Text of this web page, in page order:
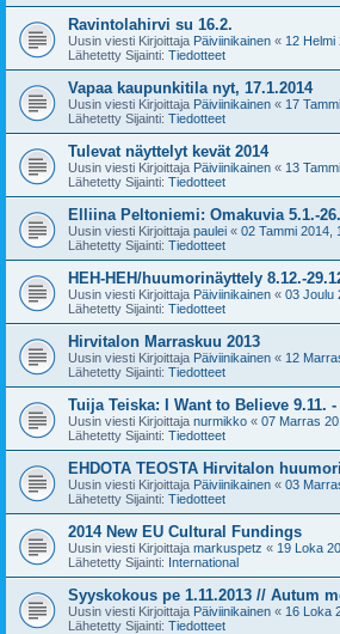
Ravintolahirvi su 16.2.
Uusin viesti Kirjoittaja Päiviinikainen « 12 Helmi
Lähetetty Sijainti: Tiedotteet
Vapaa kaupunkitila nyt, 17.1.2014
Uusin viesti Kirjoittaja Päiviinikainen « 17
Lähetetty Sijainti: Tiedotteet
Tulevat näyttelyt kevät 2014
Uusin viesti Kirjoittaja Päiviinikainen « 13
Lähetetty Sijainti: Tiedotteet
Elliina Peltoniemi: Omakuvia 5.1.-
Uusin viesti Kirjoittaja paulei « 02 Tammi 2014,
Lähetetty Sijainti: Tiedotteet
HEH-HEH/huumorinäyttely 8.12.-
Uusin viesti Kirjoittaja Päiviinikainen « 03 Joulu
Lähetetty Sijainti: Tiedotteet
Hirvitalon Marraskuu 2013
Uusin viesti Kirjoittaja Päiviinikainen « 12
Lähetetty Sijainti: Tiedotteet
Tuija Teiska: I Want to Believe 9.11. -
Uusin viesti Kirjoittaja nurmikko « 07 Marras
Lähetetty Sijainti: Tiedotteet
EHDOTA TEOSTA Hirvitalon
Uusin viesti Kirjoittaja Päiviinikainen « 03
Lähetetty Sijainti: Tiedotteet
2014 New EU Cultural Fundings
Uusin viesti Kirjoittaja markuspetz « 19 Loka
Lähetetty Sijainti: International
Syyskokous pe 1.11.2013 // Autum
Uusin viesti Kirjoittaja Päiviinikainen « 16 Loka
Lähetetty Sijainti: Tiedotteet